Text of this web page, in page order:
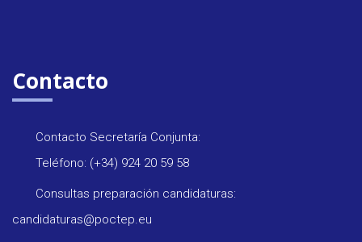
Contacto
Contacto Secretaría Conjunta:
Teléfono: (+34) 924 20 59 58
Consultas preparación candidaturas:
candidaturas@poctep.eu